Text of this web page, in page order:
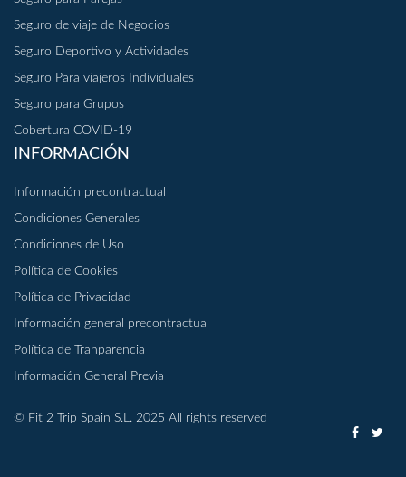
Seguro de viaje de Negocios
Seguro Deportivo y Actividades
Seguro Para viajeros Individuales
Seguro para Grupos
Cobertura COVID-19
INFORMACIÓN
Información precontractual
Condiciones Generales
Condiciones de Uso
Política de Cookies
Política de Privacidad
Información general precontractual
Política de Tranparencia
Información General Previa
© Fit 2 Trip Spain S.L. 2025 All rights reserved